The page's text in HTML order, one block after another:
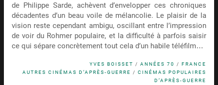
de Philippe Sarde, achèvent d’envelopper ces chroniques
décadentes d’un beau voile de mélancolie. Le plaisir de la
vision reste cependant ambigu, oscillant entre l’impression
de voir du Rohmer populaire, et la difficulté à parfois saisir
ce qui sépare concrètement tout cela d’un habile téléfilm…
YVES BOISSET /ANNÉES 70 /FRANCE
AUTRES CINÉMAS D’APRÈS-GUERRE /CINÉMAS POPULAIRES
D’APRÈS-GUERRE